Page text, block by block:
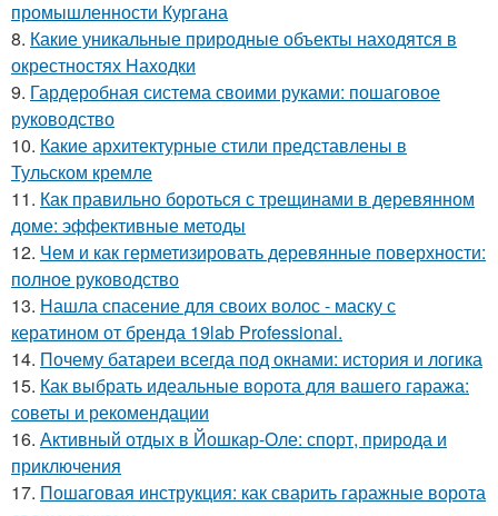
промышленности Кургана
8. Какие уникальные природные объекты находятся в
окрестностях Находки
9. Гардеробная система своими руками: пошаговое
руководство
10. Какие архитектурные стили представлены в
Тульском кремле
11. Как правильно бороться с трещинами в деревянном
доме: эффективные методы
12. Чем и как герметизировать деревянные поверхности:
полное руководство
13. Нашла спасение для своих волос - маску с
кератином от бренда 19lab Professional.
14. Почему батареи всегда под окнами: история и логика
15. Как выбрать идеальные ворота для вашего гаража:
советы и рекомендации
16. Активный отдых в Йошкар-Оле: спорт, природа и
приключения
17. Пошаговая инструкция: как сварить гаражные ворота